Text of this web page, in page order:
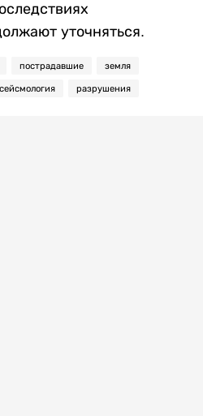
уточняться.
пострадавшие земля
сейсмология разрушения